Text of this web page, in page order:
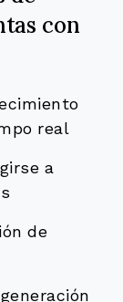
con
real
a
de